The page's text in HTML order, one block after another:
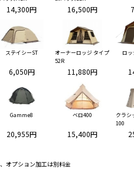
14,300円 16,500円
ステイシーST
6,050円
オーナーロッジ タイプ
52R
11,880円
ロ
Gamme8
20,955円
ベロ400
15,400円
クラシ
100
オプション加工は別料金